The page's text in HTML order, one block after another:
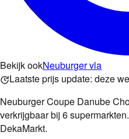
Bekijk ookNeuburger vla
Laatste prijs update: deze
Neuburger Coupe Danube
verkrijgbaar bij 6
DekaMarkt.